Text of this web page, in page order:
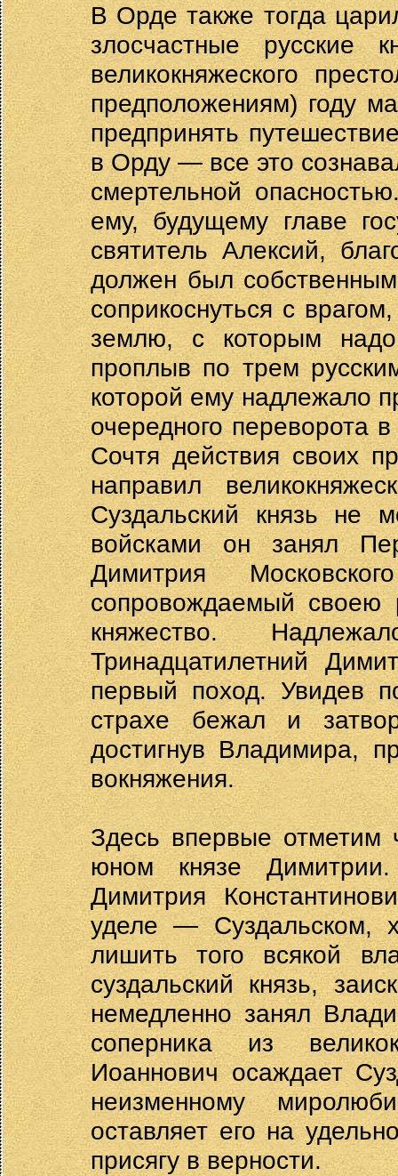
В Орде также тогда
злосчастные русские
великокняжеского
предположениям) году
предпринять
в Орду — все это
смертельной
ему, будущему главе
святитель Алексий,
должен был
соприкоснуться с
землю, с которым
проплыв по трем
которой ему надлежало
очередного переворота
Сочтя действия своих
направил
Суздальский князь не
войсками он занял
Димитрия
сопровождаемый своею
княжество.
Тринадцатилетний
первый поход. Увидев
страхе бежал и
достигнув Владимира,
вокняжения.
Здесь впервые отметим
юном князе
Димитрия
уделе — Суздальском,
лишить того всякой
суздальский князь,
немедленно занял
соперника из
Иоаннович осаждает
неизменному
оставляет его на
присягу в верности.